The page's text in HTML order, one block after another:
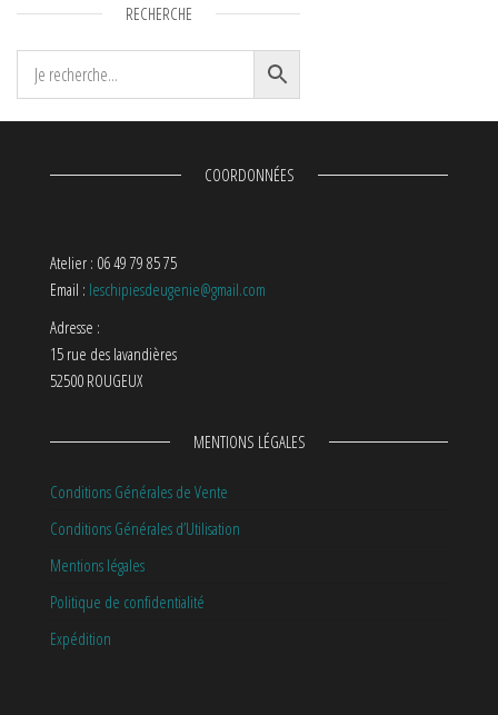
RECHERCHE
COORDONNÉES
Atelier : 06 49 79 85 75
Email : leschipiesdeugenie@gmail.com
Adresse :
15 rue des lavandières
52500 ROUGEUX
MENTIONS LÉGALES
Conditions Générales de Vente
Conditions Générales d’Utilisation
Mentions légales
Politique de confidentialité
Expédition